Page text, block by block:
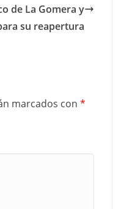
de La Gomera y
su reapertura
marcados con *